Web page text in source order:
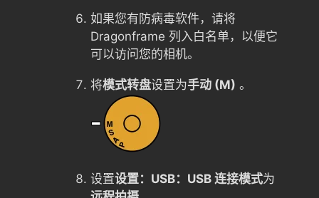
如果您有防病毒软件，请将
Dragonframe 列入白名单，以便它
可以访问您的相机。
将模式转盘设置为手动 (M) 。
设置设置：USB：USB 连接模式为